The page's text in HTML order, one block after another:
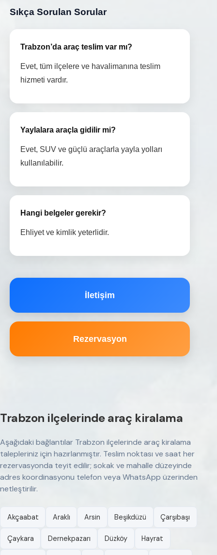
Sıkça Sorulan Sorular
Trabzon’da araç teslim var mı?
Evet, tüm ilçelere ve havalimanına teslim
hizmeti vardır.
Yaylalara araçla gidilir mi?
Evet, SUV ve güçlü araçlarla yayla yolları
kullanılabilir.
Hangi belgeler gerekir?
Ehliyet ve kimlik yeterlidir.
İletişim
Rezervasyon
Trabzon ilçelerinde araç kiralama
Aşağıdaki bağlantılar Trabzon ilçelerinde araç kiralama
talepleriniz için hazırlanmıştır. Teslim noktası ve saat her
rezervasyonda teyit edilir; sokak ve mahalle düzeyinde
adres koordinasyonu telefon veya WhatsApp üzerinden
netleştirilir.
Akçaabat Araklı Arsin Beşikdüzü Çarşıbaşı
Çaykara Dernekpazarı Düzköy Hayrat